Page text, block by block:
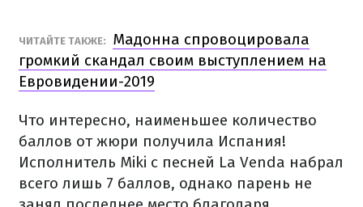
ЧИТАЙТЕ ТАКЖЕ:
Мадонна спровоцировала
громкий скандал своим выступлением на
Евровидении-2019
Что интересно, наименьшее количество
баллов от жюри получила Испания!
Исполнитель Miki с песней La Venda набрал
всего лишь 7 баллов, однако парень не